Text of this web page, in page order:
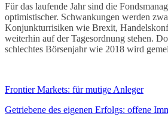
Für das laufende Jahr sind die
optimistischer. Schwankungen werden
Konjunkturrisiken wie Brexit,
weiterhin auf der Tagesordnung stehen.
schlechtes Börsenjahr wie 2018 wird
Frontier Markets: für mutige Anleger
Getriebene des eigenen Erfolgs: offene